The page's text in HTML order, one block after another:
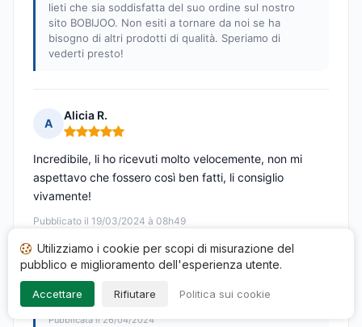
lieti che sia soddisfatta del suo ordine sul nostro
sito BOBIJOO. Non esiti a tornare da noi se ha
bisogno di altri prodotti di qualità. Speriamo di
vederti presto!
A
Alicia R.
Nota: 5 su 5
Pubblicato il 19/03/2024 à 08h49
Incredibile, li ho ricevuti molto velocemente, non mi
aspettavo che fossero così ben fatti, li consiglio
vivamente!
Recensione tradotta
Risposta di BOBIJOO
Pubblicata il 26/04/2024
Utilizziamo i cookie per scopi di misurazione del
pubblico e miglioramento dell'esperienza utente.
Accettare Rifiutare Politica sui cookie